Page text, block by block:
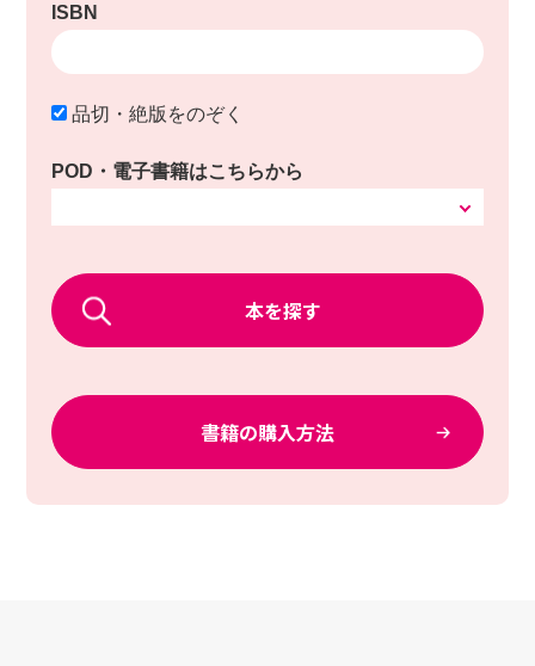
ISBN
品切・絶版をのぞく
POD・電子書籍はこちらから
本を探す
書籍の購入方法